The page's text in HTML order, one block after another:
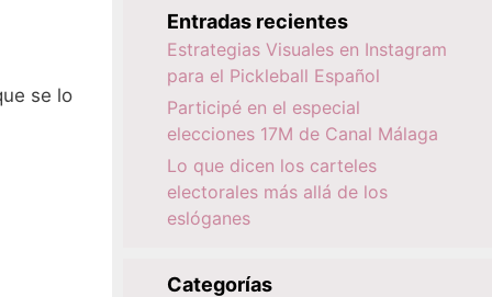
se lo
Entradas recientes
Estrategias Visuales en Instagram
para el Pickleball Español
Participé en el especial
elecciones 17M de Canal Málaga
Lo que dicen los carteles
electorales más allá de los
eslóganes
Categorías